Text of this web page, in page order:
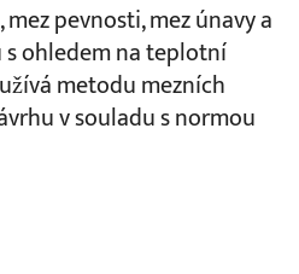
pevnosti, mez únavy a
ohledem na teplotní
metodu mezních
v souladu s normou